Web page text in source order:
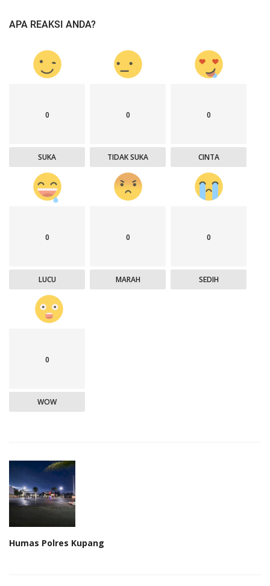
APA REAKSI ANDA?
0
SUKA
0
TIDAK SUKA
0
CINTA
0
LUCU
0
MARAH
0
SEDIH
0
WOW
Humas Polres Kupang